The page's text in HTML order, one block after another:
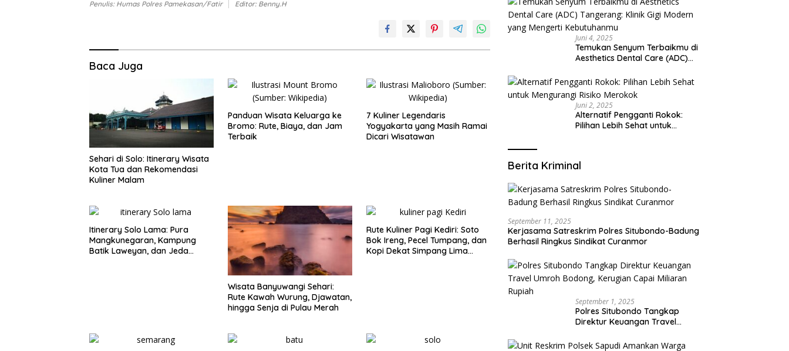
Penulis: Humas Polres Pamekasan/Fatir Editor: Benny.H
Baca Juga
Sehari di Solo: Itinerary Wisata
Kota Tua dan Rekomendasi
Kuliner Malam
Panduan Wisata Keluarga ke
Bromo: Rute, Biaya, dan Jam
Terbaik
7 Kuliner Legendaris
Yogyakarta yang Masih Ramai
Dicari Wisatawan
Itinerary Solo Lama: Pura
Mangkunegaran, Kampung
Batik Laweyan, dan Jeda
Wisata Banyuwangi Sehari:
Rute Kawah Wurung, Djawatan,
hingga Senja di Pulau Merah
Rute Kuliner Pagi Kediri: Soto
Bok Ireng, Pecel Tumpang, dan
Kopi Dekat Simpang Lima
Juni 4, 2025
Temukan Senyum Terbaikmu di
Aesthetics Dental Care (ADC)
yang Mengerti Kebutuhanmu
Juni 2, 2025
Alternatif Pengganti Rokok:
Pilihan Lebih Sehat untuk
Berita Kriminal
September 11, 2025
Kerjasama Satreskrim Polres Situbondo-Badung
Berhasil Ringkus Sindikat Curanmor
September 1, 2025
Polres Situbondo Tangkap
Direktur Keuangan Travel
Capai Miliaran Rupiah